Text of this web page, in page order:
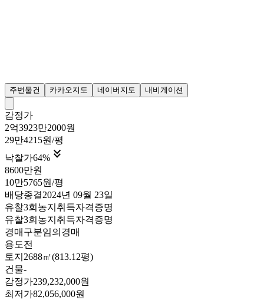
주변물건 카카오지도 네이버지도 내비게이션
감정가
2억3923만2000원
29만4215원/평
낙찰가64% 
8600만원
10만5765원/평
배당종결2024년 09월 23일
유찰3회 농지취득자격증명
유찰3회 농지취득자격증명
경매구분임의경매
용도전
토지 2688㎡(813.12평)
건물-
감정가239,232,000원
최저가82,056,000원